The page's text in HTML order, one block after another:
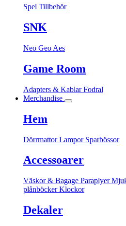
Spel Tillbehör
SNK
Neo Geo Aes
Game Room
Adapters & KablarFodral
Merchandise
Hem
DörrmattorLampor Sparbössor
Accessoarer
Väskor & Bagage Paraplyer
plånböckerKlockor
Dekaler